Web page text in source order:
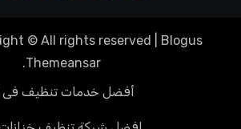
© All rights reserved Blogus
Themeansar
.
أفضل خدمات تنظيف فى